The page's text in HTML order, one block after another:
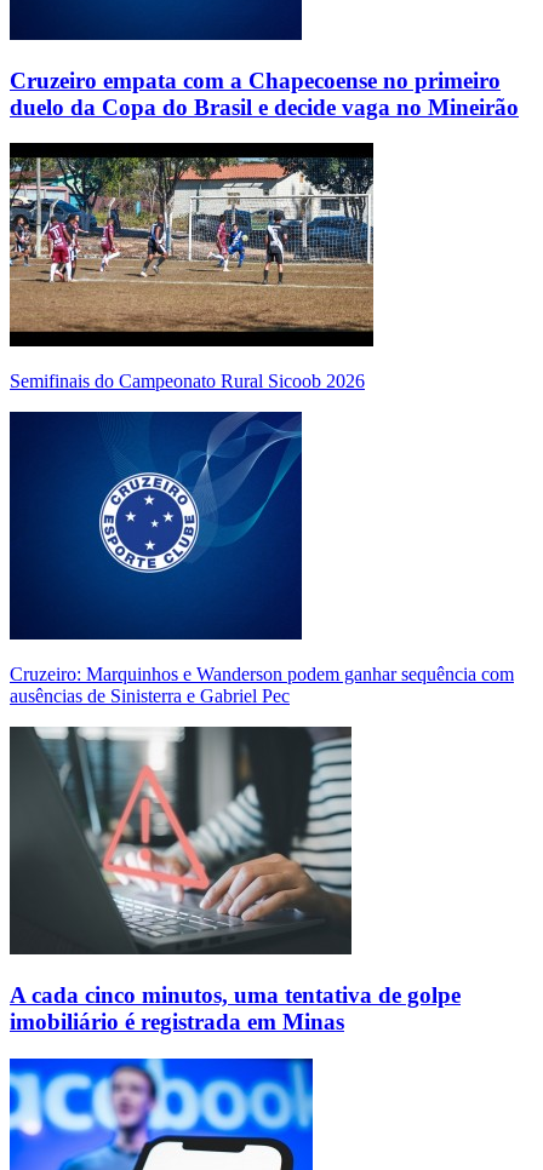
Cruzeiro empata com a Chapecoense no primeiro
duelo da Copa do Brasil e decide vaga no Mineirão
Semifinais do Campeonato Rural Sicoob 2026
Cruzeiro: Marquinhos e Wanderson podem ganhar sequência com
ausências de Sinisterra e Gabriel Pec
A cada cinco minutos, uma tentativa de golpe
imobiliário é registrada em Minas